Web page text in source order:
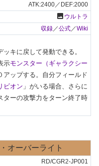
ATK:2400／DEF:2000
photo ウルトラ
収録 ／公式 ／Wiki
キに戻して発動できる。
示モンスター（ギャラクシー
アップする。自分フィールド
ビオン 」がいる場合、さらに
ターの攻撃力をターン終了時
オーバーライト
RD/CGR2-JP001